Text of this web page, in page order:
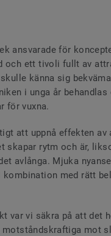
ansvarade för
och ett tivoli fullt av
känna sig
i unga år
för vuxna.
att uppnå effekten
skapar rytm och är,
avlånga. Mjuka
kombination med rätt
var vi säkra på att det
motståndskraftiga mot